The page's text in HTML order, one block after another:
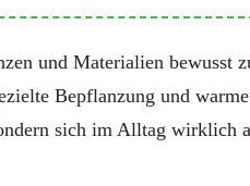
und Materialien bewusst
Bepflanzung und
sich im Alltag wirklich